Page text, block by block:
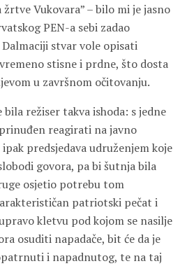
Vukovara” – bilo mi je jasno
PEN-a sebi zadao
Dalmaciji stvar vole opisati
stisne i prdne, što dosta
u završnom očitovanju.
režiser takva ishoda: s jedne
reagirati na javno
predsjedava udruženjem koje
govora, pa bi šutnja bila
osjetio potrebu tom
patriotski pečat i
kletvu pod kojom se nasilje
osuditi napadače, bit će da je
i napadnutog, te na taj